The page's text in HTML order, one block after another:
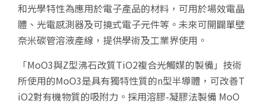
和光學特性為應用於電子產品的材料，可用於場效電晶
體、光電感測器及可撓式電子元件等。未來可開闢單壁
奈米碳管溶液產線，提供學術及工業界使用。
「MoO3與Z型沸石改質TiO2複合光觸媒的製備」技術
所使用的MoO3是具有獨特性質的n型半導體，可改善T
iO2對有機物質的吸附力。採用溶膠-凝膠法製備 MoO